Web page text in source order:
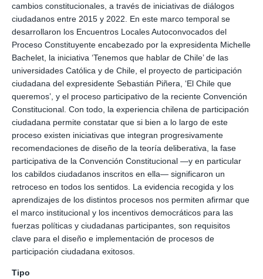
cambios constitucionales, a través de iniciativas de diálogos
ciudadanos entre 2015 y 2022. En este marco temporal se
desarrollaron los Encuentros Locales Autoconvocados del
Proceso Constituyente encabezado por la expresidenta Michelle
Bachelet, la iniciativa ‘Tenemos que hablar de Chile’ de las
universidades Católica y de Chile, el proyecto de participación
ciudadana del expresidente Sebastián Piñera, ‘El Chile que
queremos’, y el proceso participativo de la reciente Convención
Constitucional. Con todo, la experiencia chilena de participación
ciudadana permite constatar que si bien a lo largo de este
proceso existen iniciativas que integran progresivamente
recomendaciones de diseño de la teoría deliberativa, la fase
participativa de la Convención Constitucional —y en particular
los cabildos ciudadanos inscritos en ella— significaron un
retroceso en todos los sentidos. La evidencia recogida y los
aprendizajes de los distintos procesos nos permiten afirmar que
el marco institucional y los incentivos democráticos para las
fuerzas políticas y ciudadanas participantes, son requisitos
clave para el diseño e implementación de procesos de
participación ciudadana exitosos.
Tipo